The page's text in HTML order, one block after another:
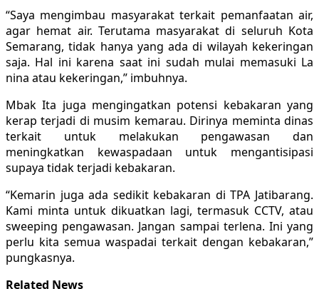
“Saya mengimbau masyarakat terkait pemanfaatan air,
agar hemat air. Terutama masyarakat di seluruh Kota
Semarang, tidak hanya yang ada di wilayah kekeringan
saja. Hal ini karena saat ini sudah mulai memasuki La
nina atau kekeringan,” imbuhnya.
Mbak Ita juga mengingatkan potensi kebakaran yang
kerap terjadi di musim kemarau. Dirinya meminta dinas
terkait untuk melakukan pengawasan dan
meningkatkan kewaspadaan untuk mengantisipasi
supaya tidak terjadi kebakaran.
“Kemarin juga ada sedikit kebakaran di TPA Jatibarang.
Kami minta untuk dikuatkan lagi, termasuk CCTV, atau
sweeping pengawasan. Jangan sampai terlena. Ini yang
perlu kita semua waspadai terkait dengan kebakaran,”
pungkasnya.
Related News